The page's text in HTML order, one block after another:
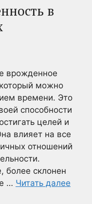
в
врожденное
можно
времени. Это
способности
целей и
влияет на все
отношений
более склонен
… Читать далее